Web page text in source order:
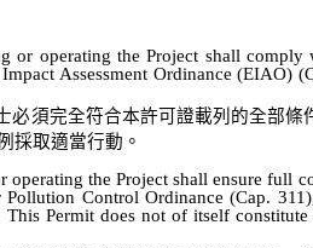
or operating the Project shall
Assessment Ordinance (EIAO)
必須完全符合本許可證載列的全部
採取適當行動。
operating the Project shall ensure
Control Ordinance (Cap.
Permit does not of itself